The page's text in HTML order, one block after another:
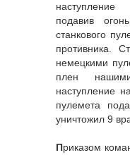
наступление
подавив
станкового
противника.
немецкими
плен
наступление
пулемета
уничтожил 9
Приказом